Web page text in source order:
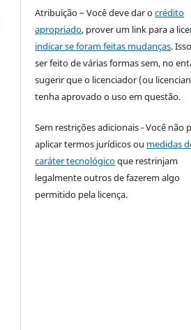
Atribuição – Você deve dar ocrédito
apropriado, prover um link para a
indicar se foram feitas mudanças.
ser feito de várias formas sem, no
sugerir que o licenciador (ou
tenha aprovado o uso em questão.
Sem restrições adicionais - Você não
aplicar termos jurídicos ou medidas
caráter tecnológicoque restrinjam
legalmente outros de fazerem algo
permitido pela licença.